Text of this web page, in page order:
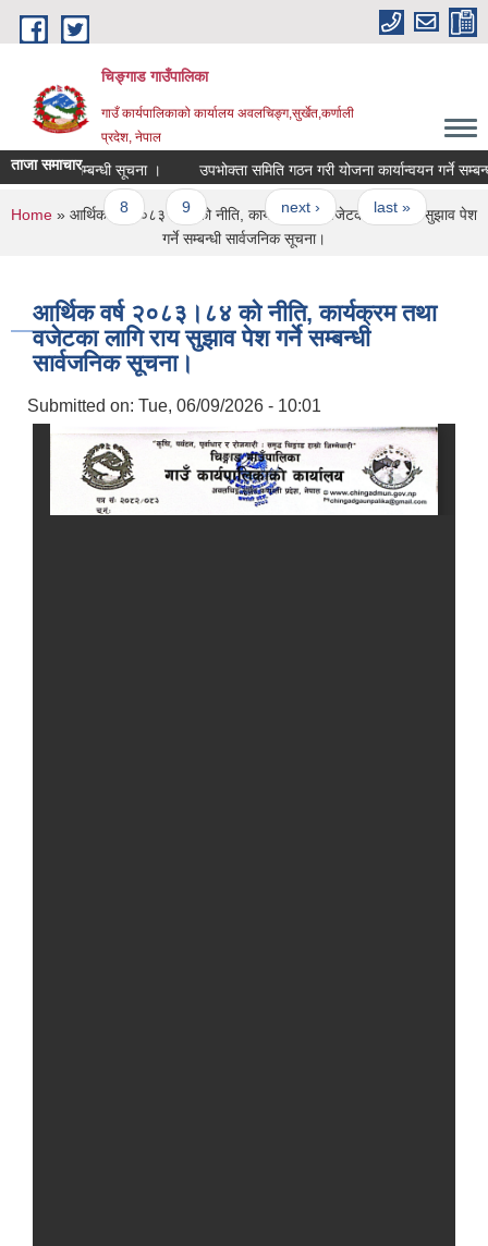
Skip to main content
चिङ्गाड गाउँपालिका
गाउँ कार्यपालिकाको कार्यालय अवलचिङ्ग,सुर्खेत,कर्णाली
प्रदेश, नेपाल
ताजा समाचार
हुने सम्बन्धी सूचना । उपभोक्ता समिति गठन गरी योजना कार्यान्वयन गर्ने
8 9 … next › last »
You are here
Home » आर्थिक वर्ष २०८३।८४ को नीति, कार्यक्रम तथा वजेटका लागि राय सुझाव पेश
गर्ने सम्बन्धी सार्वजनिक सूचना।
आर्थिक वर्ष २०८३।८४ को नीति, कार्यक्रम तथा
वजेटका लागि राय सुझाव पेश गर्ने सम्बन्धी
सार्वजनिक सूचना।
Submitted on: Tue, 06/09/2026 - 10:01